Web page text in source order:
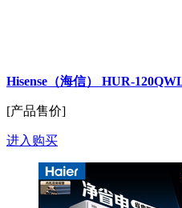
Hisense（海信） HUR-
[产品售价]
进入购买